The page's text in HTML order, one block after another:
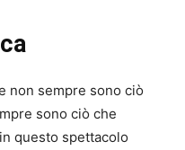
non sempre sono ciò
sono ciò che
questo spettacolo